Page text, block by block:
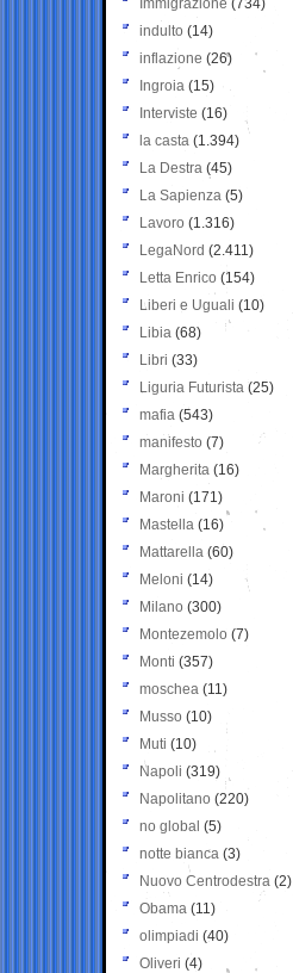
Immigrazione (734)
indulto (14)
inflazione (26)
Ingroia (15)
Interviste (16)
la casta (1.394)
La Destra (45)
La Sapienza (5)
Lavoro (1.316)
LegaNord (2.411)
Letta Enrico (154)
Liberi e Uguali (10)
Libia (68)
Libri (33)
Liguria Futurista (25)
mafia (543)
manifesto (7)
Margherita (16)
Maroni (171)
Mastella (16)
Mattarella (60)
Meloni (14)
Milano (300)
Montezemolo (7)
Monti (357)
moschea (11)
Musso (10)
Muti (10)
Napoli (319)
Napolitano (220)
no global (5)
notte bianca (3)
Nuovo Centrodestra (2)
Obama (11)
olimpiadi (40)
Oliveri (4)